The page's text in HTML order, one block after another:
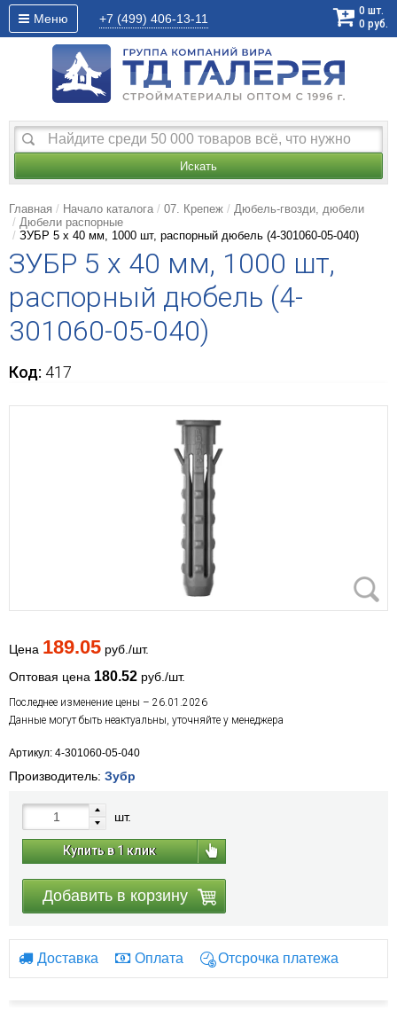
Меню +7 (499) 406-13-11
0 шт.
0 руб.
Искать
Главная Начало каталога 07. Крепеж
Дюбель-гвозди, дюбели
Дюбели распорные
ЗУБР 5 х 40 мм, 1000 шт, распорный дюбель (4-301060-05-040)
ЗУБР 5 х 40 мм, 1000 шт,
распорный дюбель (4-
301060-05-040)
Код: 417
Цена 189.05 руб./шт.
Оптовая цена 180.52 руб./шт.
Последнее изменение цены – 26.01.2026
Данные могут быть неактуальны, уточняйте у менеджера
Артикул: 4-301060-05-040
Производитель: Зубр
шт.
Купить в 1 клик
Добавить в корзину
Доставка Оплата Отсрочка платежа